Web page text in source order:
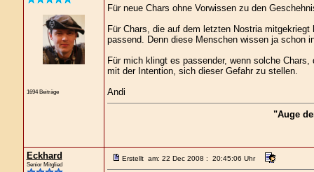
1694 Beiträge
Für neue Chars ohne Vorwissen zu den
Für Chars, die auf dem letzten Nostria
passend. Denn diese Menschen wissen ja schon
Für mich klingt es passender, wenn solche
mit der Intention, sich dieser Gefahr zu stellen.
Andi
"Auge
Eckhard
Senior Mitglied
Erstellt am: 22 Dec 2008 : 20:45:06 Uhr